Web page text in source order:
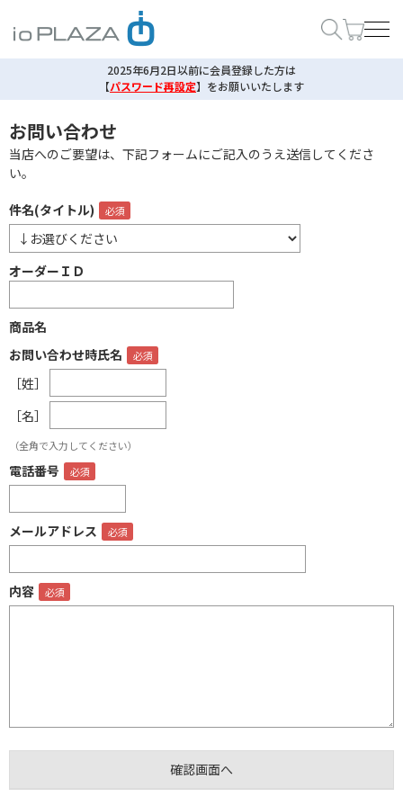
2025年6月2日以前に会員登録した方は
【パスワード再設定】 をお願いいたします
お問い合わせ
当店へのご要望は、下記フォームにご記入のうえ送信してくださ
い。
件名(タイトル)
オーダーＩＤ
商品名
お問い合わせ時氏名
［姓］
［名］
（全角で入力してください）
電話番号
メールアドレス
内容